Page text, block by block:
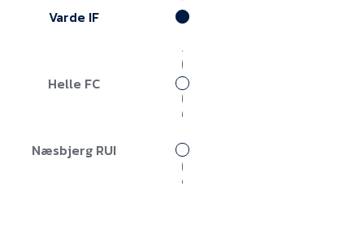
Samarbejde
Blue Water Arena
Aktionærinformation
Varde IF
Helle FC
Næsbjerg RUI